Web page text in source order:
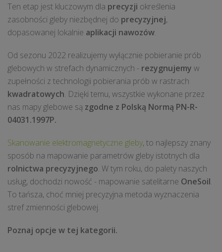
Ten etap jest kluczowym dla precyzji określenia
zasobności gleby niezbędnej do precyzyjnej,
dopasowanej lokalnie aplikacji nawozów.
Od sezonu 2022 realizujemy wyłącznie pobieranie prób
glebowych w strefach dynamicznych - rezygnujemy w
zupełności z technologii pobierania prób w rastrach
kwadratowych. Dzięki temu, wszystkie wykonane przez
nas mapy glebowe są zgodne z Polską Normą PN-R-
04031.1997P.
Skanowanie elektromagnetyczne gleby, to najlepszy znany
sposób na mapowanie parametrów gleby istotnych dla
rolnictwa precyzyjnego. W tym roku, do palety naszych
usług, dochodzi nowość - mapowanie satelitarne OneSoil.
To tańsza, choć mniej precyzyjna metoda wyznaczenia
stref zmienności glebowej.
Poznaj opcje w tej kategorii.